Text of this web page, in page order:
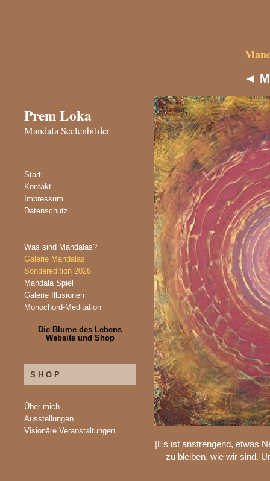
Prem Loka
Mandala Seelenbilder
Start
Kontakt
Impressum
Datenschutz
Was sind Mandalas?
Galerie Mandalas
Sonderedition 2026
Mandala Spiel
Galerie Illusionen
Monochord-Meditation
Die Blume des Lebens
Website und Shop
SHOP
Über mich
Ausstellungen
Visionäre Veranstaltungen
◄
|Es ist anstrengend, etwas
zu bleiben, wie wir sind.